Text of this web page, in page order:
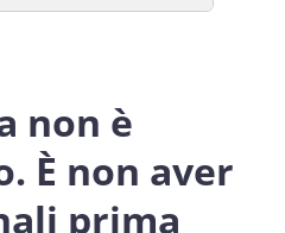
non è
È non aver
prima